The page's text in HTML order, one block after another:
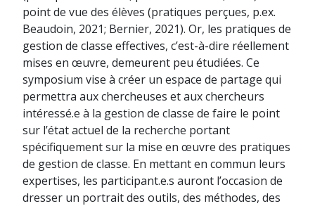
point de vue des élèves (pratiques perçues, p.ex.
Beaudoin, 2021; Bernier, 2021). Or, les pratiques de
gestion de classe effectives, c’est-à-dire réellement
mises en œuvre, demeurent peu étudiées. Ce
symposium vise à créer un espace de partage qui
permettra aux chercheuses et aux chercheurs
intéressé.e à la gestion de classe de faire le point
sur l’état actuel de la recherche portant
spécifiquement sur la mise en œuvre des pratiques
de gestion de classe. En mettant en commun leurs
expertises, les participant.e.s auront l’occasion de
dresser un portrait des outils, des méthodes, des